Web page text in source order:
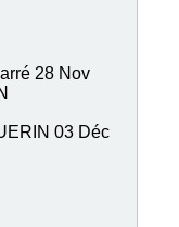
28 Nov
03 Déc